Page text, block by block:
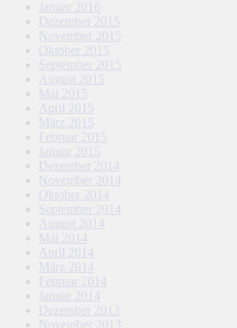
Januar 2016
Dezember 2015
November 2015
Oktober 2015
September 2015
August 2015
Mai 2015
April 2015
März 2015
Februar 2015
Januar 2015
Dezember 2014
November 2014
Oktober 2014
September 2014
August 2014
Mai 2014
April 2014
März 2014
Februar 2014
Januar 2014
Dezember 2013
November 2013